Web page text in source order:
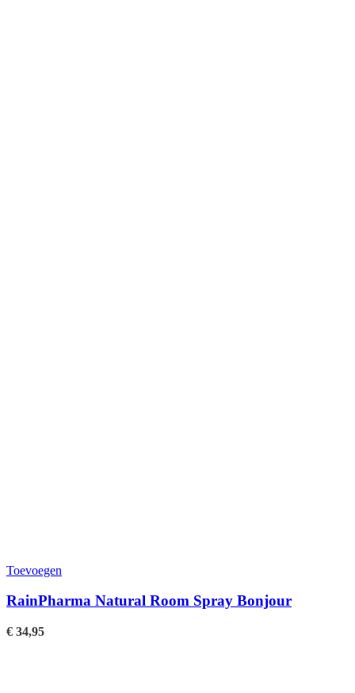
Toevoegen
RainPharma Natural Room Spray Bonjour
€ 34,95